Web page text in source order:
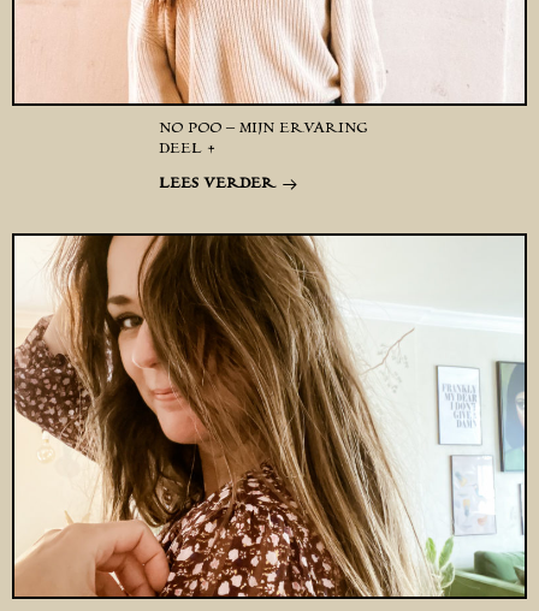
NO POO – MIJN ERVARING
DEEL 4
LEES VERDER